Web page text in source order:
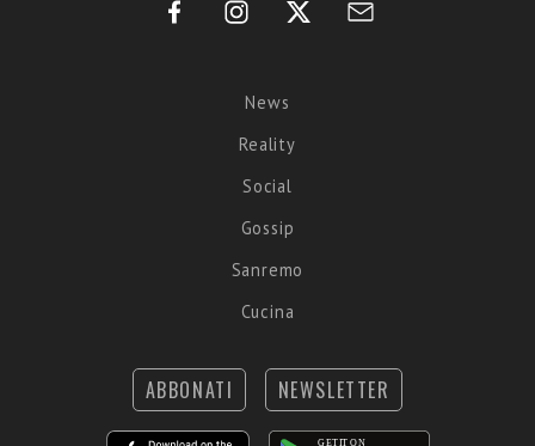
News
Reality
Social
Gossip
Sanremo
Cucina
ABBONATI NEWSLETTER